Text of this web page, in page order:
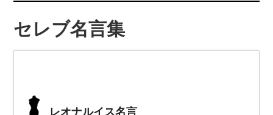
セレブ名言集
レオナルイス名言